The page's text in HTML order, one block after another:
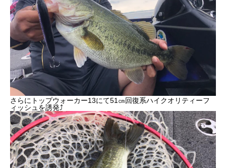
さらにトップウォーカー13にて51㎝回復系ハイクオリティーフ
ィッシュを誘発⤴︎